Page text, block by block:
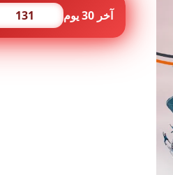
5G
آخر 30 يوم 131